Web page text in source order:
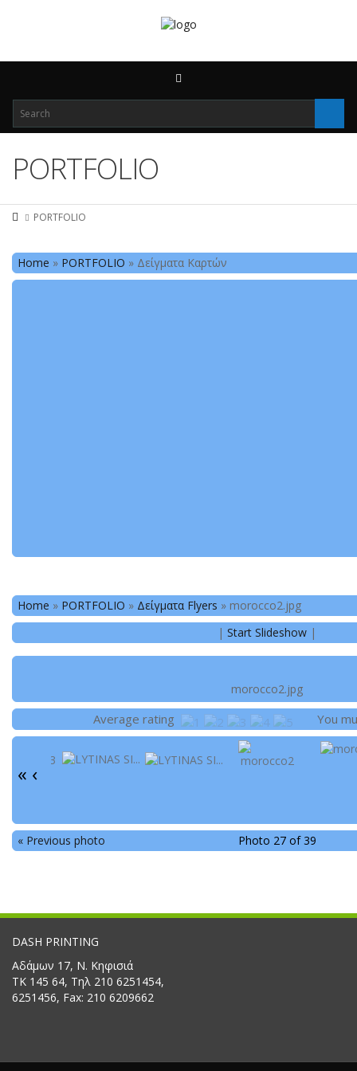
PORTFOLIO
PORTFOLIO
Home » PORTFOLIO » Δείγματα Καρτών
Home » PORTFOLIO » Δείγματα Flyers » morocco2.jpg
| Start Slideshow |
morocco2.jpg
Average rating You
« ‹
« Previous photo Photo 27 of 39
DASH PRINTING
Αδάμων 17, Ν. Κηφισιά
ΤΚ 145 64, Τηλ 210 6251454,
6251456, Fax: 210 6209662